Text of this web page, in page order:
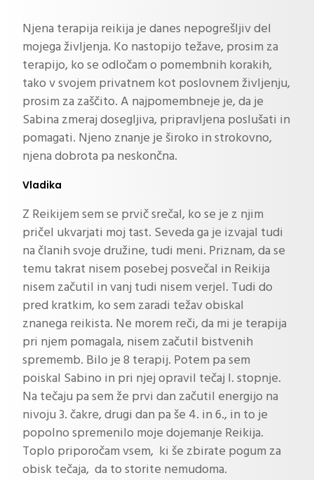
Njena terapija reikija je danes nepogrešljiv del
mojega življenja. Ko nastopijo težave, prosim za
terapijo, ko se odločam o pomembnih korakih,
tako v svojem privatnem kot poslovnem življenju,
prosim za zaščito. A najpomembneje je, da je
Sabina zmeraj dosegljiva, pripravljena poslušati in
pomagati. Njeno znanje je široko in strokovno,
njena dobrota pa neskončna.
Vladika
Z Reikijem sem se prvič srečal, ko se je z njim
pričel ukvarjati moj tast. Seveda ga je izvajal tudi
na članih svoje družine, tudi meni. Priznam, da se
temu takrat nisem posebej posvečal in Reikija
nisem začutil in vanj tudi nisem verjel. Tudi do
pred kratkim, ko sem zaradi težav obiskal
znanega reikista. Ne morem reči, da mi je terapija
pri njem pomagala, nisem začutil bistvenih
sprememb. Bilo je 8 terapij. Potem pa sem
poiskal Sabino in pri njej opravil tečaj I. stopnje.
Na tečaju pa sem že prvi dan začutil energijo na
nivoju 3. čakre, drugi dan pa še 4. in 6., in to je
popolno spremenilo moje dojemanje Reikija.
Toplo priporočam vsem, ki še zbirate pogum za
obisk tečaja, da to storite nemudoma.